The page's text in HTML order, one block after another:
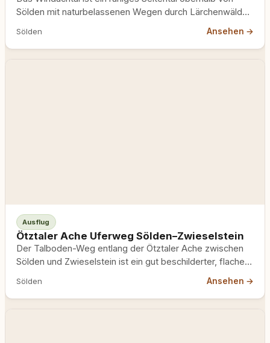
Sölden mit naturbelassenen Wegen durch Lärchenwälder
Sölden Ansehen →
Ausflug
Ötztaler Ache Uferweg Sölden–Zwieselstein
Der Talboden-Weg entlang der Ötztaler Ache zwischen
Sölden und Zwieselstein ist ein gut beschilderter, flacher
Sölden Ansehen →